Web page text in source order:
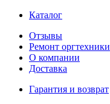
Каталог
Отзывы
Ремонт оргтехники
О компании
Доставка
Гарантия и возврат